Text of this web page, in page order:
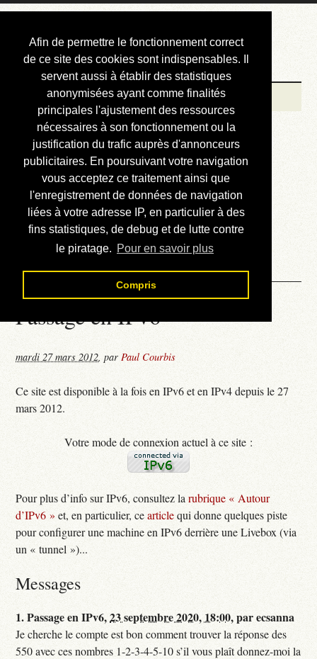
Afin de permettre le fonctionnement correct
de ce site des cookies sont indispensables. Il
servent aussi à établir des statistiques
anonymisées ayant comme finalités
principales l'ajustement des ressources
nécessaires à son fonctionnement ou la
justification du trafic auprès d'annonceurs
publicitaires. En poursuivant votre navigation
vous acceptez ce traitement ainsi que
l'enregistrement de données de navigation
liées à votre adresse IP, en particulier à des
fins statistiques, de debug et de lutte contre
le piratage. Pour en savoir plus
Compris
Courbis, « LE »
Blog Officiel
Bienvenue
Réalisations
Divers (et d’été)
Annonces
Liens externes
Téléchargement
Contact
Passage en IPv6
mardi 27 mars 2012,parPaul Courbis
Ce site est disponible à la fois en IPv6 et en IPv4 depuis le 27
mars 2012.
Votre mode de connexion actuel à ce site :
Pour plus d’info sur IPv6, consultez larubrique « Autour
d’IPv6 » et, en particulier, cearticlequi donne quelques piste
pour configurer une machine en IPv6 derrière une Livebox (via
un « tunnel »)...
Messages
1.Passage en IPv6,23 septembre 2020, 18:00,parecsanna
Je cherche le compte est bon comment trouver la réponse des
550 avec ces nombres 1-2-3-4-5-10 s’il vous plaît donnez-moi la